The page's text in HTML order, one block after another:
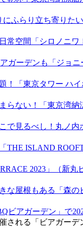
ふらり立ち寄りた
常空間「シロノニワ
ガーデンも「ジョニ
！「東京タワー ハイ
らない！「東京湾納
で見るべし！丸ノ内
ISLAND
2023」（新丸
な屋根もある「森の
ビアガーデン」で
される「ビアガー